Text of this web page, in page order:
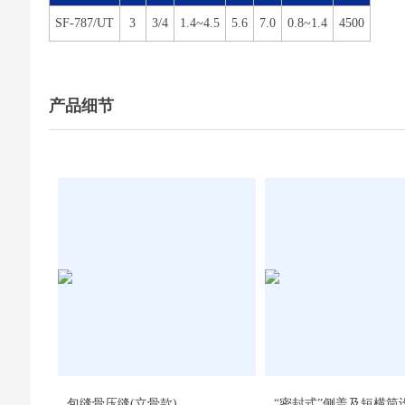
SF-787/UT 3 3/4 1.4~4.5 5.6 7.0 0.8~1.4 4500
产品细节